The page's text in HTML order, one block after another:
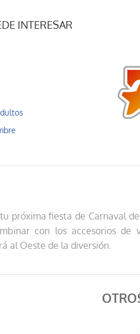
INTERESAR
próxima fiesta de Carnaval
con los accesorios
al Oeste de la diversión.